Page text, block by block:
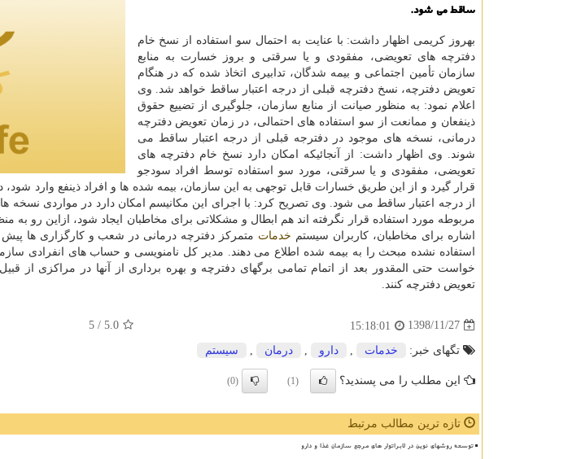
ساقط می شود.
بهروز كریمی اظهار داشت: با عنایت به احتمال سو استفاده از نسخ خام
دفترچه های تعویضی، مفقودی و یا سرقتی و بروز خسارت به منابع
سازمان تأمین اجتماعی و بیمه شدگان، تدابیری اتخاذ شده كه در هنگام
تعویض دفترچه، نسخ دفترچه قبلی از درجه اعتبار ساقط خواهد شد. وی
اعلام نمود: به منظور صیانت از منابع سازمان، جلوگیری از تضییع حقوق
ذینفعان و ممانعت از سو استفاده های احتمالی، در زمان تعویض دفترچه
درمانی، نسخه های موجود در دفترجه قبلی از درجه اعتبار ساقط می
شوند. وی اظهار داشت: از آنجائیكه امكان دارد نسخ خام دفترچه های
تعویضی، مفقودی و یا سرقتی، مورد سو استفاده توسط افراد سودجو
قرار گیرد و از این طریق خسارات قابل توجهی به این سازمان، بیمه شده ها و افراد ذینفع وارد
از درجه اعتبار ساقط می شود. وی تصریح كرد: با اجرای این مكانیسم امكان دارد در مواردی نسخه
مربوطه مورد استفاده قرار نگرفته اند هم ابطال و مشكلاتی برای مخاطبان ایجاد شود، ازاین رو به
اشاره برای مخاطبان، كاربران سیستم خدمات متمركز دفترچه درمانی در شعب و كارگزاری ها
استفاده نشده مبحث را به بیمه شده اطلاع می دهند. مدیر كل نامنویسی و حساب های انفرادی
خواست حتی المقدور بعد از اتمام تمامی برگهای دفترچه و بهره برداری از آنها در مراكزی از
تعویض دفترچه كنند.
1398/11/27
15:18:01
5.0
/ 5
تگهای خبر: خدمات دارو درمان سیستم
این مطلب را می پسندید؟ (1)
(0)
تازه ترین مطالب مرتبط
توسعه روشهای نوین در لابراتوار های مرجع سازمان غذا و دارو